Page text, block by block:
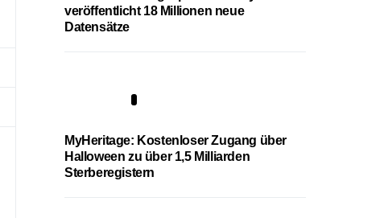
veröffentlicht 18 Millionen neue
Datensätze
MyHeritage: Kostenloser Zugang über
Halloween zu über 1,5 Milliarden
Sterberegistern